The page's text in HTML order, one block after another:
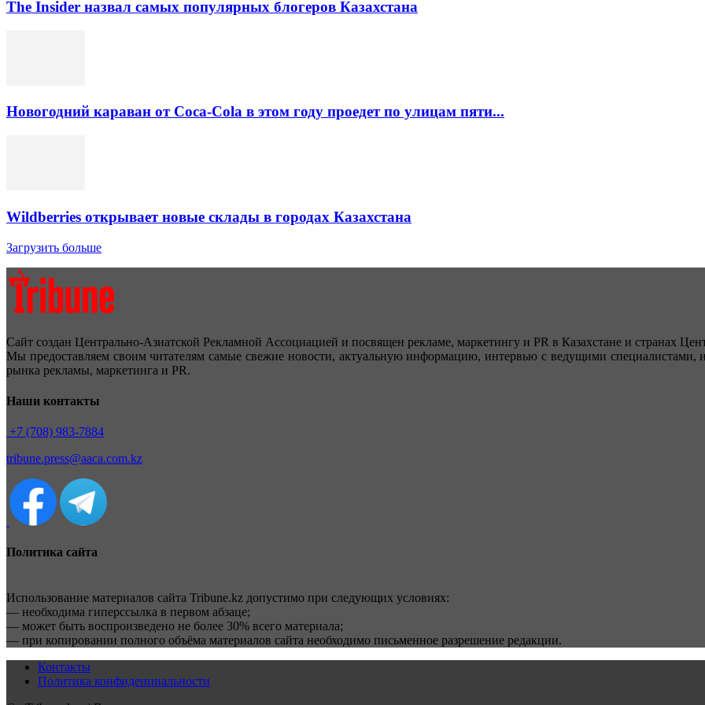
The Insider назвал самых популярных блогеров Казахстана
Новогодний караван от Coca-Cola в этом году проедет по улицам пяти...
Wildberries открывает новые склады в городах Казахстана
Загрузить больше
Сайт создан Центрально-Азиатской Рекламной Ассоциацией и посвящен рекламе, маркетингу и PR в Казахстане и странах
Мы предоставляем своим читателям самые свежие новости, актуальную информацию, интервью с ведущими специалистами,
рынка рекламы, маркетинга и PR.
Наши контакты
+7 (708) 983-7884
tribune.press@aaca.com.kz
Политика сайта
Использование материалов сайта Tribune.kz допустимо при следующих условиях:
— необходима гиперссылка в первом абзаце;
— может быть воспроизведено не более 30% всего материала;
— при копировании полного объёма материалов сайта необходимо письменное разрешение редакции.
Контакты
Политика конфиденциальности